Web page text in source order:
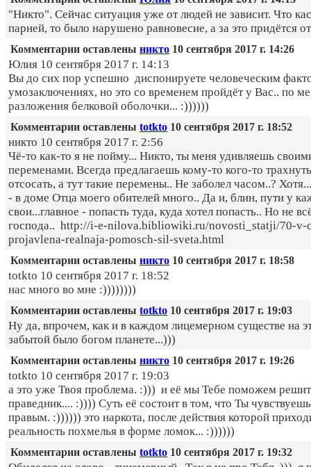
"Никто". Сейчас ситуация уже от людей не зависит. Что
парней, то было нарушено равновесие, а за это придётся
Комментарии оставлены никто 10 сентября 2017 г. 14:26
Юлия 10 сентября 2017 г. 14:13
Вы до сих пор успешно диспонируете человеческим
умозаключениях, но это со временем пройдёт у Вас.. по
разложения белковой оболочки... :))))))
Комментарии оставлены totkto 10 сентября 2017 г. 18:52
никто 10 сентября 2017 г. 2:56
Чё-то как-то я не пойму... Никто, ты меня удивляешь
переменами. Всегда предлагаешь кому-то кого-то
отсосать, а тут такие перемены.. Не заболел часом..?
- в доме Отца моего обителей много.. Да и, блин, пути у
свои...главное - попасть туда, куда хотел попасть.. Но не
господа.. http://i-e-nilova.bibliowiki.ru/novosti_statji/70-v-
projavlena-realnaja-pomosch-sil-sveta.html
Комментарии оставлены никто 10 сентября 2017 г. 18:58
totkto 10 сентября 2017 г. 18:52
нас много во мне :))))))))
Комментарии оставлены totkto 10 сентября 2017 г. 19:03
Ну да, впрочем, как и в каждом лицемерном существе на
забытой было богом планете...)))
Комментарии оставлены никто 10 сентября 2017 г. 19:26
totkto 10 сентября 2017 г. 19:03
а это уже Твоя проблема. :))) и её мы Тебе поможем
прaведник.... :)))) Суть её состоит в том, что Ты
правым. :)))))) это наркота, после действия которой
реальность похмелья в форме ломок... :))))))
Комментарии оставлены totkto 10 сентября 2017 г. 19:32